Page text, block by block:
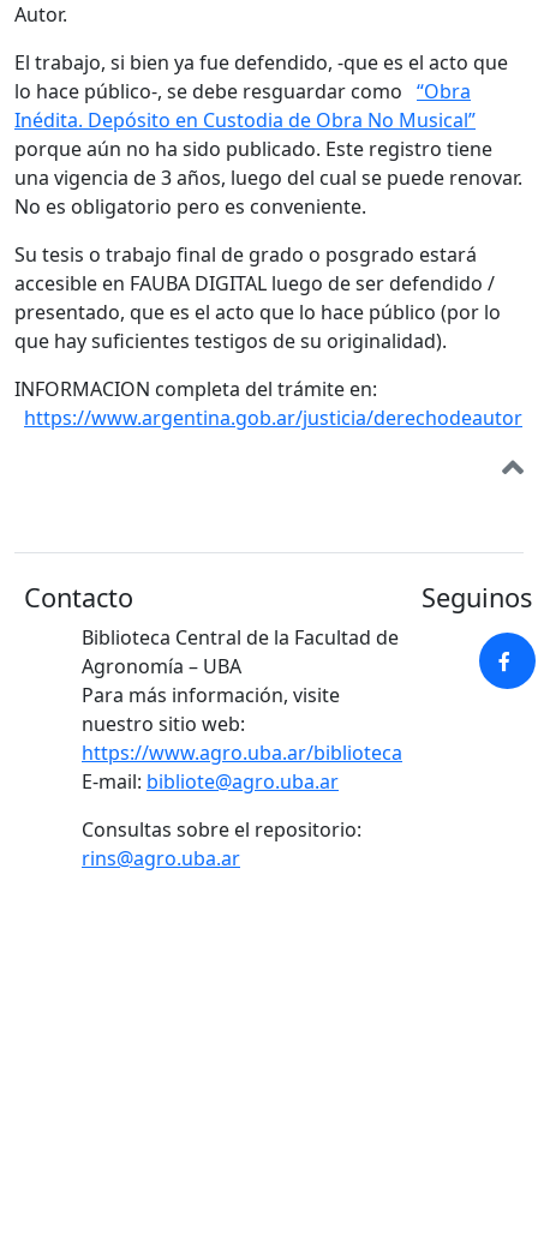
Autor.
El trabajo, si bien ya fue defendido, -que es el acto que
lo hace público-, se debe resguardar como “Obra
Inédita. Depósito en Custodia de Obra No Musical”
porque aún no ha sido publicado. Este registro tiene
una vigencia de 3 años, luego del cual se puede renovar.
No es obligatorio pero es conveniente.
Su tesis o trabajo final de grado o posgrado estará
accesible en FAUBA DIGITAL luego de ser defendido /
presentado, que es el acto que lo hace público (por lo
que hay suficientes testigos de su originalidad).
INFORMACION completa del trámite en:
https://www.argentina.gob.ar/justicia/derechodeautor
Contacto
Biblioteca Central de la Facultad de
Agronomía – UBA
Para más información, visite
nuestro sitio web:
https://www.agro.uba.ar/biblioteca
E-mail: bibliote@agro.uba.ar
Consultas sobre el repositorio:
rins@agro.uba.ar